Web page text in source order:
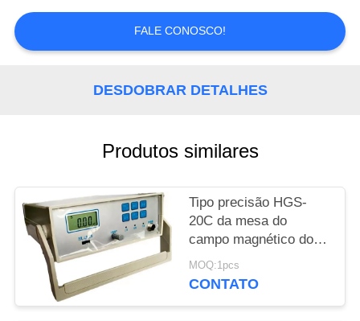
CITAÇÕES
MAPA
POLICY
FALE CONOSCO!
DESDOBRAR DETALHES
Produtos similares
Tipo precisão HGS-
20C da mesa do
campo magnético do
medidor da C.A.
Milligauss da C.C. da
MOQ:1pcs
CONTATO